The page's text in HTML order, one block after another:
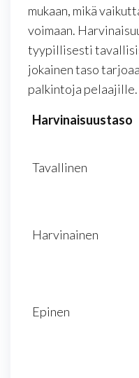
mukaan, mikä
voimaan.
tyypillisesti
jokainen taso
palkintoja pelaajille.
Harvinaisuustaso
Tavallinen
Harvinainen
Epinen